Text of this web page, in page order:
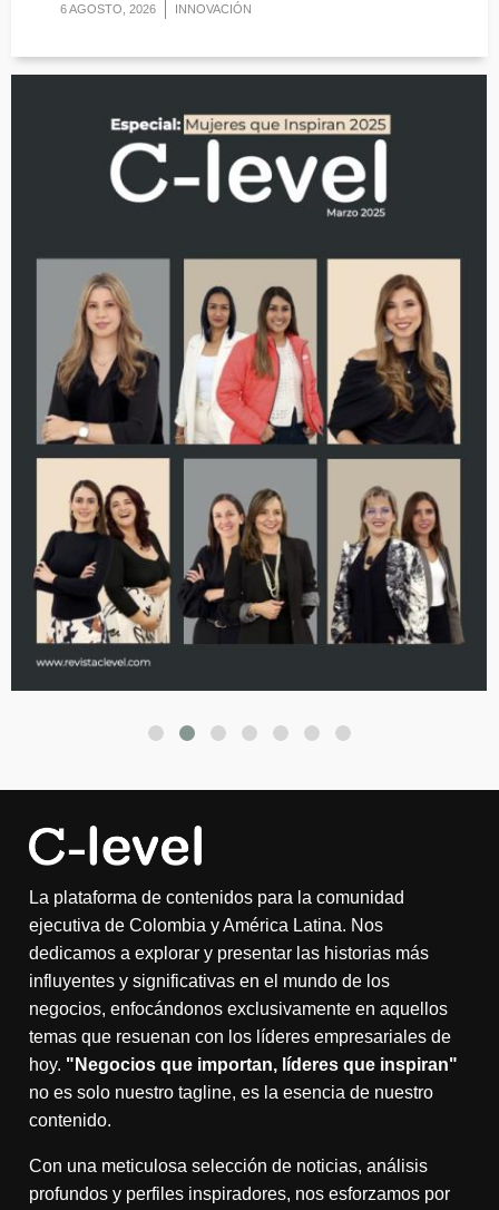
6 AGOSTO, 2026 INNOVACIÓN
La plataforma de contenidos para la comunidad
ejecutiva de Colombia y América Latina. Nos
dedicamos a explorar y presentar las historias más
influyentes y significativas en el mundo de los
negocios, enfocándonos exclusivamente en aquellos
temas que resuenan con los líderes empresariales de
hoy. "Negocios que importan, líderes que inspiran"
no es solo nuestro tagline, es la esencia de nuestro
contenido.
Con una meticulosa selección de noticias, análisis
profundos y perfiles inspiradores, nos esforzamos por